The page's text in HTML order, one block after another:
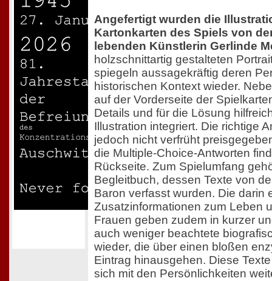
Angefertigt wurden die
Kartonkarten des Spiels von
lebenden Künstlerin Gerlinde
holzschnittartig gestalteten
spiegeln aussagekräftig deren
historischen Kontext wieder.
auf der Vorderseite der
Details und für die Lösung
Illustration integriert. Die richtige
jedoch nicht verfrüht
die Multiple-Choice-Antworten
Rückseite. Zum Spielumfang
Begleitbuch, dessen Texte von
Baron verfasst wurden. Die darin
Zusatzinformationen zum Leben
Frauen geben zudem in kurzer
auch weniger beachtete
wieder, die über einen bloßen
Eintrag hinausgehen. Diese
sich mit den Persönlichkeiten